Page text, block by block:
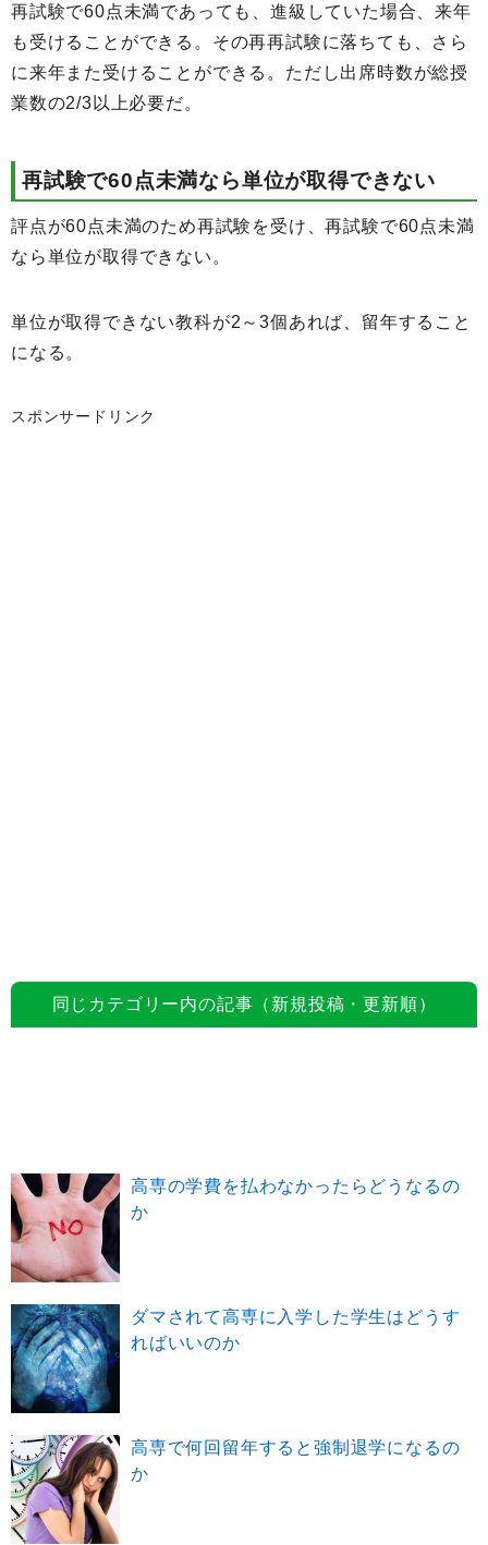
再試験で60点未満であっても、進級していた場合、来年
も受けることができる。その再再試験に落ちても、さら
に来年また受けることができる。ただし出席時数が総授
業数の2/3以上必要だ。
再試験で60点未満なら単位が取得できない
評点が60点未満のため再試験を受け、再試験で60点未満
なら単位が取得できない。
単位が取得できない教科が2～3個あれば、留年すること
になる。
スポンサードリンク
同じカテゴリー内の記事（新規投稿・更新順）
高専の学費を払わなかったらどうなるの
か
ダマされて高専に入学した学生はどうす
ればいいのか
高専で何回留年すると強制退学になるの
か